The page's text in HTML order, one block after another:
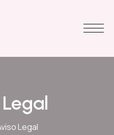
Legal